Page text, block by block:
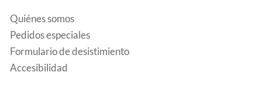
Quiénes somos
Pedidos especiales
Formulario de desistimiento
Accesibilidad